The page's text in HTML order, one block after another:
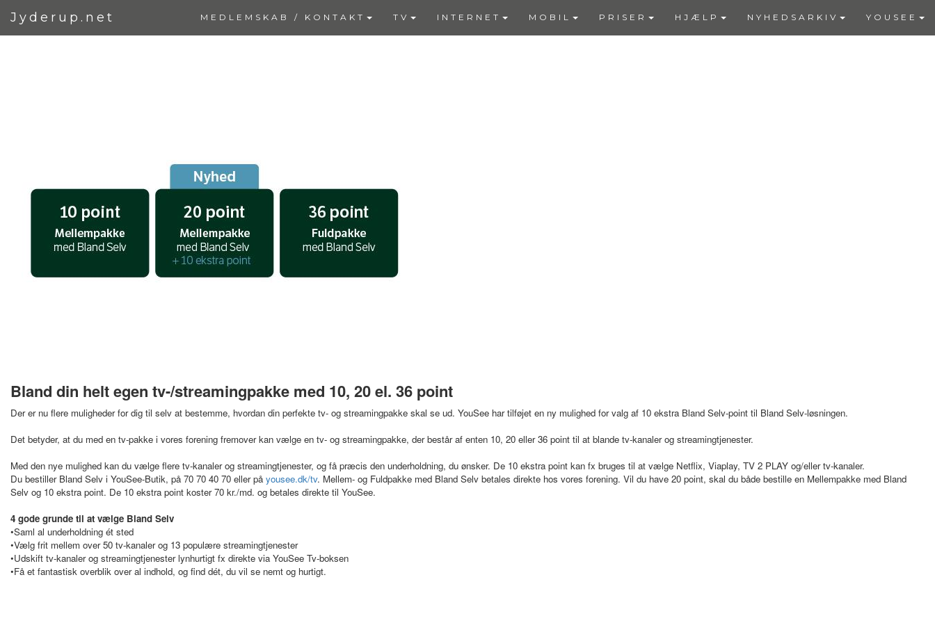
Jyderup.net MEDLEMSKAB / KONTAKT TV INTERNET MOBIL PRISER HJÆLP NYHEDSARKIV YOUSEE
Bland din helt egen tv-/streamingpakke med 10, 20 el. 36 point
Der er nu flere muligheder for dig til selv at bestemme, hvordan din perfekte tv- og streamingpakke skal se ud. YouSee har tilføjet en ny mulighed for valg af 10 ekstra Bland Selv-point til Bland Selv-løsningen.
Det betyder, at du med en tv-pakke i vores forening fremover kan vælge en tv- og streamingpakke, der består af enten 10, 20 eller 36 point til at blande tv-kanaler og streamingtjenester.
Med den nye mulighed kan du vælge flere tv-kanaler og streamingtjenester, og få præcis den underholdning, du ønsker. De 10 ekstra point kan fx bruges til at vælge Netflix, Viaplay, TV 2 PLAY og/eller tv-kanaler.
Du bestiller Bland Selv i YouSee-Butik, på 70 70 40 70 eller på yousee.dk/tv. Mellem- og Fuldpakke med Bland Selv betales direkte hos vores forening. Vil du have 20 point, skal du både bestille en Mellempakke med Bland
Selv og 10 ekstra point. De 10 ekstra point koster 70 kr./md. og betales direkte til YouSee.
4 gode grunde til at vælge Bland Selv
•Saml al underholdning ét sted
•Vælg frit mellem over 50 tv-kanaler og 13 populære streamingtjenester
•Udskift tv-kanaler og streamingtjenester lynhurtigt fx direkte via YouSee Tv-boksen
•Få et fantastisk overblik over al indhold, og find dét, du vil se nemt og hurtigt.